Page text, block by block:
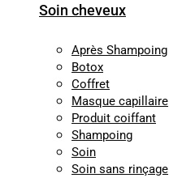
Soin cheveux
Après Shampoing
Botox
Coffret
Masque capillaire
Produit coiffant
Shampoing
Soin
Soin sans rinçage